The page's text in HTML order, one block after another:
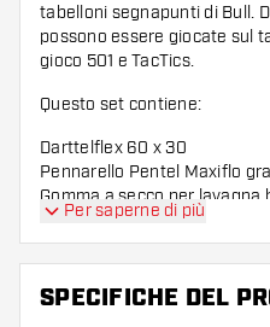
tabelloni segnapunti di Bull.
possono essere giocate sul
gioco 501 e TacTics.
Questo set contiene:
Darttelflex 60 x 30
Pennarello Pentel Maxiflo
Gomma a secco per lavagna
Si consiglia di utilizzare i
tabellone.
Per saperne di più
SPECIFICHE DEL